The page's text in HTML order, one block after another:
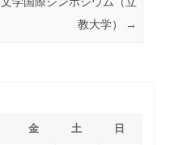
教大学）
→
金 土
日